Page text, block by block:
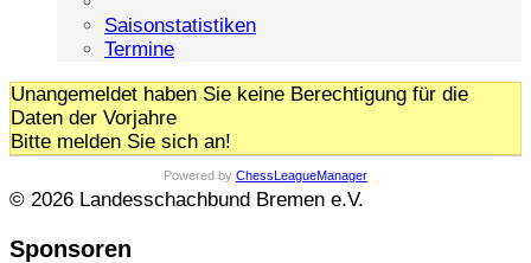
Saisonstatistiken
Termine
Unangemeldet haben Sie keine Berechtigung für die
Daten der Vorjahre
Bitte melden Sie sich an!
Powered by ChessLeagueManager
© 2026 Landesschachbund Bremen e.V.
Sponsoren